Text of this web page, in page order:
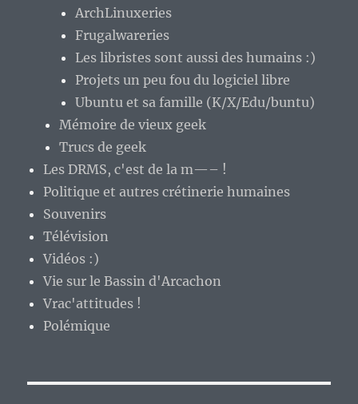
ArchLinuxeries
Frugalwareries
Les libristes sont aussi des humains :)
Projets un peu fou du logiciel libre
Ubuntu et sa famille (K/X/Edu/buntu)
Mémoire de vieux geek
Trucs de geek
Les DRMS, c'est de la m—– !
Politique et autres crétinerie humaines
Souvenirs
Télévision
Vidéos :)
Vie sur le Bassin d'Arcachon
Vrac'attitudes !
Polémique